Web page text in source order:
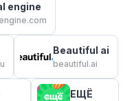
engine
Beautiful ai
beautiful.ai
ЕЩЁ